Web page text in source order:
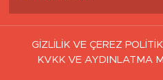
GİZLİLİK VE ÇEREZ
KVKK VE AYDINLATMA